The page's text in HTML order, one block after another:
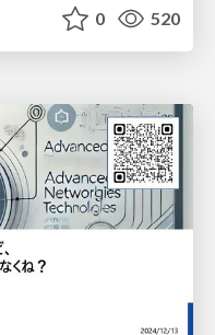
0 520